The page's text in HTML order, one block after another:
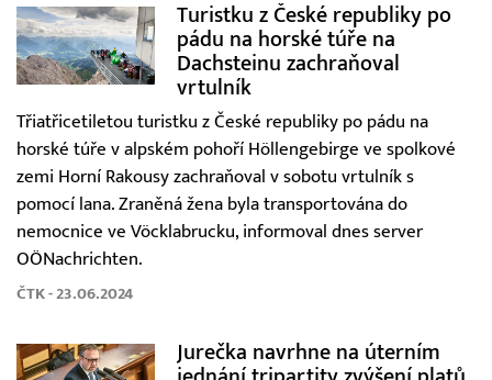
Turistku z České republiky po
pádu na horské túře na
Dachsteinu zachraňoval
vrtulník
Třiatřicetiletou turistku z České republiky po pádu na
horské túře v alpském pohoří Höllengebirge ve spolkové
zemi Horní Rakousy zachraňoval v sobotu vrtulník s
pomocí lana. Zraněná žena byla transportována do
nemocnice ve Vöcklabrucku, informoval dnes server
OÖNachrichten.
ČTK - 23.06.2024
Jurečka navrhne na úterním